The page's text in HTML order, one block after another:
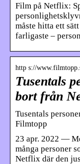
Film på Netflix:
måste hitta ett
farligaste –
http s://
Tusentals
bort från
Tusentals
Filmtopp
23 apr. 2022 —
många personer
Netflix där den